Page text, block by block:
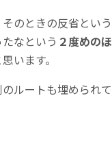
のときの反省とい
なという ２度めの
います。
ルートも埋められ